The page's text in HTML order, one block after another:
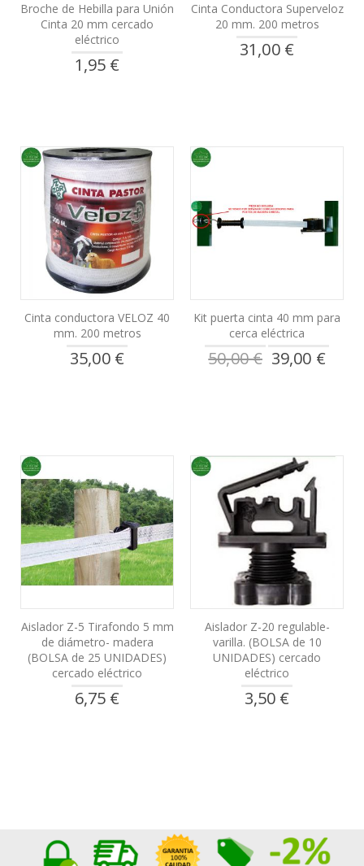
Broche de Hebilla para Unión
Cinta 20 mm cercado
eléctrico
1,95 €
Cinta Conductora Superveloz
20 mm. 200 metros
31,00 €
Cinta conductora VELOZ 40
mm. 200 metros
35,00 €
Kit puerta cinta 40 mm para
cerca eléctrica
50,00 €
Precio
especial
39,00 €
Aislador Z-5 Tirafondo 5 mm
de diámetro- madera
(BOLSA de 25 UNIDADES)
cercado eléctrico
6,75 €
Aislador Z-20 regulable-
varilla. (BOLSA de 10
UNIDADES) cercado
eléctrico
3,50 €